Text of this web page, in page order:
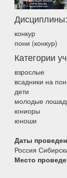
Дисциплины:
конкур
пони (конкур)
Категории
взрослые
всадники на
дети
молодые
юниоры
юноши
Даты
Россия
Место